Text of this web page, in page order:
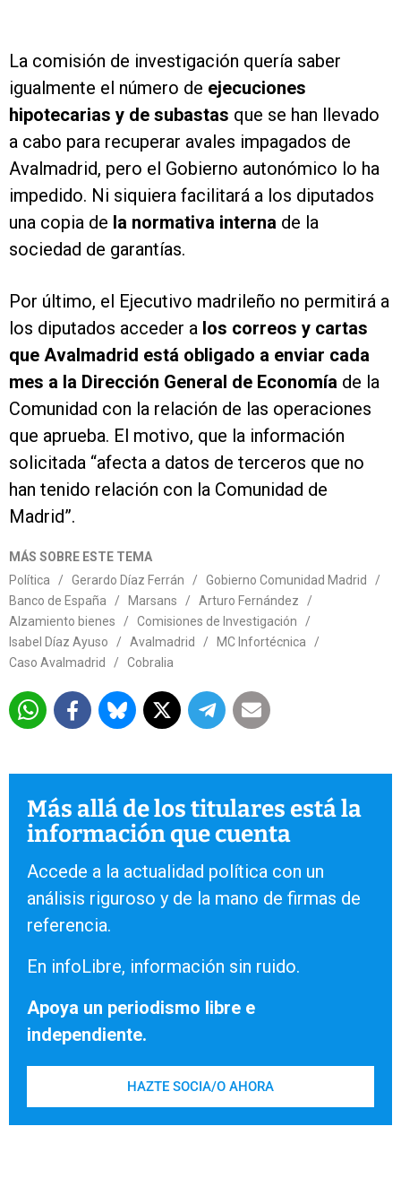
La comisión de investigación quería saber
igualmente el número de ejecuciones
hipotecarias y de subastas que se han llevado
a cabo para recuperar avales impagados de
Avalmadrid, pero el Gobierno autonómico lo ha
impedido. Ni siquiera facilitará a los diputados
una copia de la normativa interna de la
sociedad de garantías.
Por último, el Ejecutivo madrileño no permitirá a
los diputados acceder a los correos y cartas
que Avalmadrid está obligado a enviar cada
mes a la Dirección General de Economía de la
Comunidad con la relación de las operaciones
que aprueba. El motivo, que la información
solicitada “afecta a datos de terceros que no
han tenido relación con la Comunidad de
Madrid”.
MÁS SOBRE ESTE TEMA
Política
/ Gerardo Díaz Ferrán / Gobierno Comunidad Madrid
/
Banco de España
/ Marsans / Arturo Fernández
/
Alzamiento bienes
/ Comisiones de Investigación
/
Isabel Díaz Ayuso
/ Avalmadrid / MC Infortécnica
/
Caso Avalmadrid
/ Cobralia
Más allá de los titulares está la
información que cuenta
Accede a la actualidad política con un
análisis riguroso y de la mano de firmas de
referencia.
En infoLibre, información sin ruido.
Apoya un periodismo libre e
independiente.
HAZTE SOCIA/O AHORA